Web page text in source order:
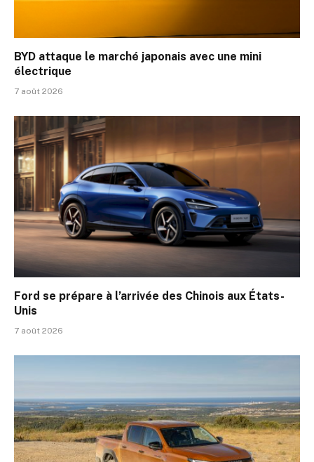
BYD attaque le marché japonais avec une mini
électrique
7 août 2026
Ford se prépare à l’arrivée des Chinois aux États-
Unis
7 août 2026